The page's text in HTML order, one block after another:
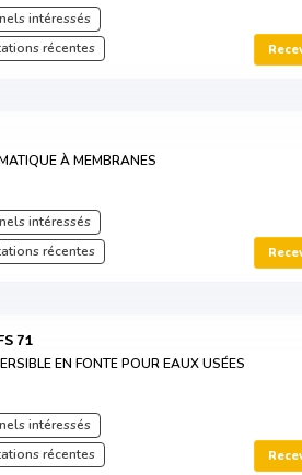
intéressés
récentes
À MEMBRANES
intéressés
récentes
71
EN FONTE POUR EAUX USÉES
intéressés
récentes